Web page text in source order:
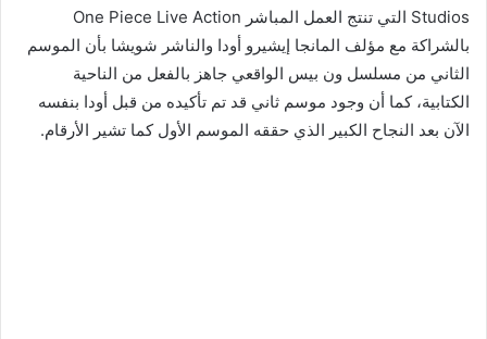
Studios التي تنتج العمل المباشر One Piece Live Action
بالشراكة مع مؤلف المانجا إيشيرو أودا والناشر شويشا بأن الموسم
الثاني من مسلسل ون بيس الواقعي جاهز بالفعل من الناحية
الكتابية، كما أن وجود موسم ثاني قد تم تأكيده من قبل أودا بنفسه
الآن بعد النجاح الكبير الذي حققه الموسم الأول كما تشير الأرقام.